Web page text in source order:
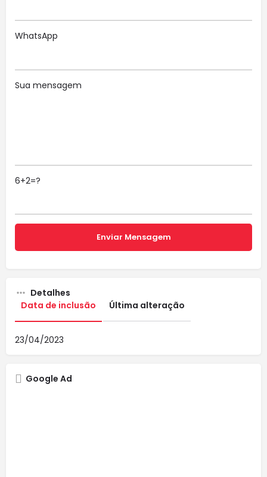
WhatsApp
Sua mensagem
6+2=?
Detalhes
Data de inclusão
Última alteração
23/04/2023
Google Ad